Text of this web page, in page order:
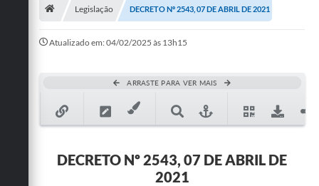
Mapa do Site
Legislação DECRETO Nº 2543, 07 DE ABRIL DE 2021
Atualizado em: 04/02/2025 às 13h15
ARRASTE PARA VER MAIS
DECRETO Nº 2543, 07 DE ABRIL DE
2021